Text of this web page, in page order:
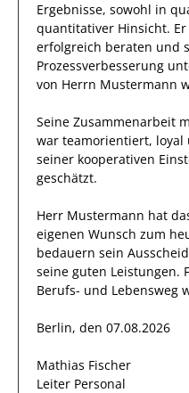
Ergebnisse, sowohl in
quantitativer Hinsicht. Er
erfolgreich beraten und
Prozessverbesserung
von Herrn Mustermann
Seine Zusammenarbeit
war teamorientiert, loyal
seiner kooperativen
geschätzt.
Herr Mustermann hat
eigenen Wunsch zum
bedauern sein
seine guten Leistungen.
Berufs- und Lebensweg
Berlin, den 07.08.2026
Mathias Fischer
Leiter Personal